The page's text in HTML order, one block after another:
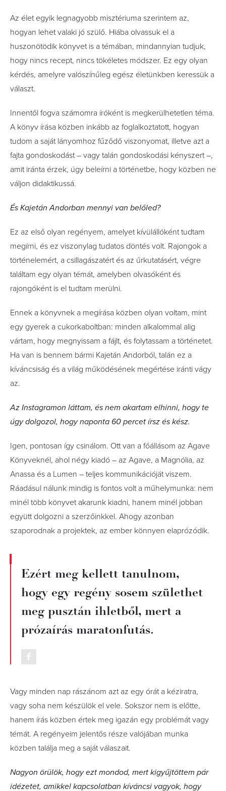
Az élet egyik legnagyobb misztériuma szerintem az,
hogyan lehet valaki jó szülő. Hiába olvassuk el a
huszonötödik könyvet is a témában, mindannyian tudjuk,
hogy nincs recept, nincs tökéletes módszer. Ez egy olyan
kérdés, amelyre valószínűleg egész életünkben keressük a
választ.
Innentől fogva számomra íróként is megkerülhetetlen téma.
A könyv írása közben inkább az foglalkoztatott, hogyan
tudom a saját lányomhoz fűződő viszonyomat, illetve azt a
fajta gondoskodást – vagy talán gondoskodási kényszert –,
amit iránta érzek, úgy beleírni a történetbe, hogy közben ne
váljon didaktikussá.
És Kajetán Andorban mennyi van belőled?
Ez az első olyan regényem, amelyet kívülállóként tudtam
megírni, és ez viszonylag tudatos döntés volt. Rajongok a
történelemért, a csillagászatért és az űrkutatásért, végre
találtam egy olyan témát, amelyben olvasóként és
rajongóként is el tudtam merülni.
Ennek a könyvnek a megírása közben olyan voltam, mint
egy gyerek a cukorkaboltban: minden alkalommal alig
vártam, hogy megnyissam a fájlt, és folytassam a történetet.
Ha van is bennem bármi Kajetán Andorból, talán ez a
kíváncsiság és a világ működésének megértése iránti vágy
az.
Az Instagramon láttam, és nem akartam elhinni, hogy te
úgy dolgozol, hogy naponta 60 percet írsz és kész.
Igen, pontosan így csinálom. Ott van a főállásom az Agave
Könyveknél, ahol négy kiadó – az Agave, a Magnólia, az
Anassa és a Lumen – teljes kommunikációját viszem.
Ráadásul nálunk mindig is fontos volt a műhelymunka: nem
minél több könyvet akarunk kiadni, hanem minél jobban
együtt dolgozni a szerzőinkkel. Ahogy azonban
szaporodnak a projektek, az ember könnyen elaprózódik.
Ezért meg kellett tanulnom,
hogy egy regény sosem születhet
meg pusztán ihletből, mert a
prózaírás maratonfutás.
Vagy minden nap rászánom azt az egy órát a kéziratra,
vagy soha nem készülök el vele. Sokszor nem is előtte,
hanem írás közben értek meg igazán egy problémát vagy
témát. A regényeim jelentős része valójában munka
közben találja meg a saját válaszait.
Nagyon örülök, hogy ezt mondod, mert kigyűjtöttem pár
idézetet, amikkel kapcsolatban kíváncsi vagyok, hogy